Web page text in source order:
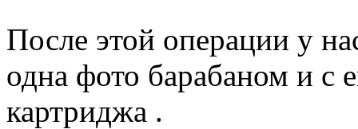
После этой операции у
одна фото барабаном и с
картриджа .